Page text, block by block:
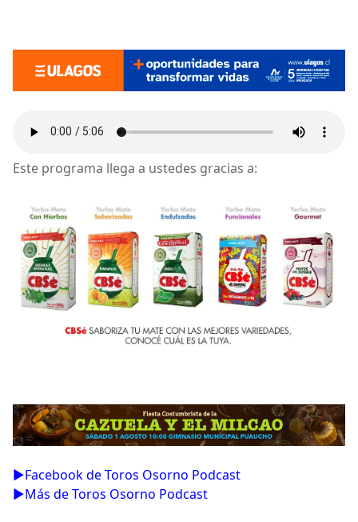
Este programa llega a ustedes gracias a:
▶Facebook de Toros Osorno Podcast
▶Más de Toros Osorno Podcast